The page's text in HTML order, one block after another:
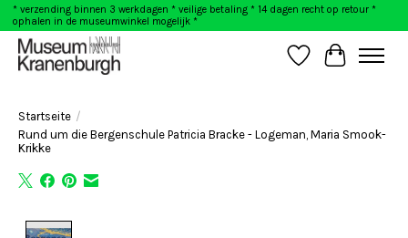
* verzending binnen 3 werkdagen * veilige betaling * 14 dagen recht op retour *
ophalen in de museumwinkel mogelijk *
Wunschzettel
Ihr
Startseite /
Rund um die Bergenschule Patricia Bracke - Logeman, Maria Smook-
Krikke